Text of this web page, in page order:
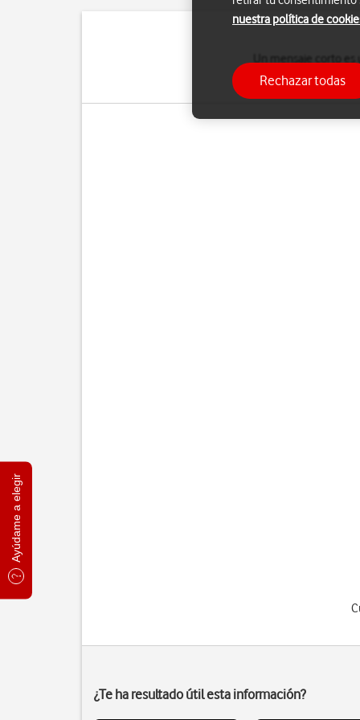
Ayúdame a elegir
recibir mensajes
¿Te ha resultado útil esta información?
nuestra política de
Rechazar todas